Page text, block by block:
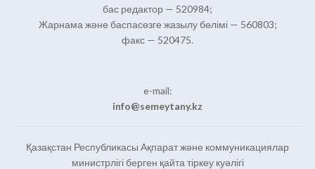
бас редактор — 520984;
Жарнама және баспасөзге жазылу бөлімі — 560803;
факс — 520475.
e-mail:
info@semeytany.kz
Қазақстан Республикасы Ақпарат және коммуникациялар
министрлігі берген қайта тіркеу куәлігі